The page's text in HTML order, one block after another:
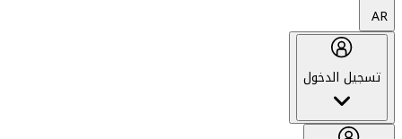
AR
تسجيل الدخول